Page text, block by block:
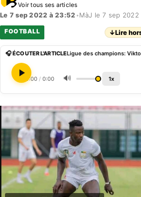
Voir tous ses articles
Le 7 sep 2022 à 23:52 •MàJ le 7 sep 2022
FOOTBALL ↓Lire
🎧 ÉCOUTER L'ARTICLE
0:00 / 0:00 🔊 1x